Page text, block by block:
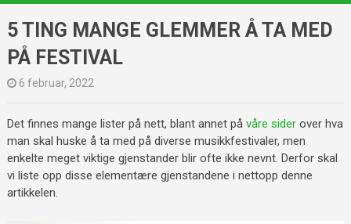
5 TING MANGE GLEMMER Å TA MED
PÅ FESTIVAL
6 februar, 2022
Det finnes mange lister på nett, blant annet på våre siderover hva
man skal huske å ta med på diverse musikkfestivaler, men
enkelte meget viktige gjenstander blir ofte ikke nevnt. Derfor skal
vi liste opp disse elementære gjenstandene i nettopp denne
artikkelen.